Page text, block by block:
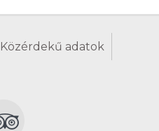
Közérdekű adatok